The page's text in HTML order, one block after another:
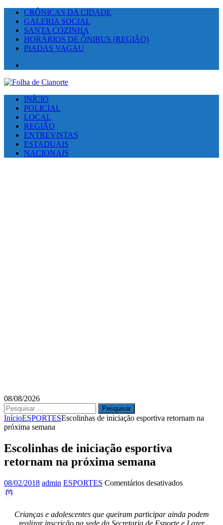
CRÔNICAS DA CIDADE
GALERIA SOCIAL
SANTA COZINHA
HORÁRIOS DE ÔNIBUS (REGIÃO)
PIADAS VAGAU
INÍCIO
POLICIAL
LOCAL
REGIÃO
ENTREVISTAS
ESTADUAIS
NACIONAIS
08/08/2026
Pesquisar
por:
InícioESPORTESEscolinhas de iniciação esportiva retornam na
próxima semana
Escolinhas de iniciação esportiva
retornam na próxima semana
08/02/2018 admin ESPORTES Comentários desativadosem
esportiva
Crianças e adolescentes que queiram participar ainda podem
realizar inscrição na sede da Secretaria de Esporte e Lazer